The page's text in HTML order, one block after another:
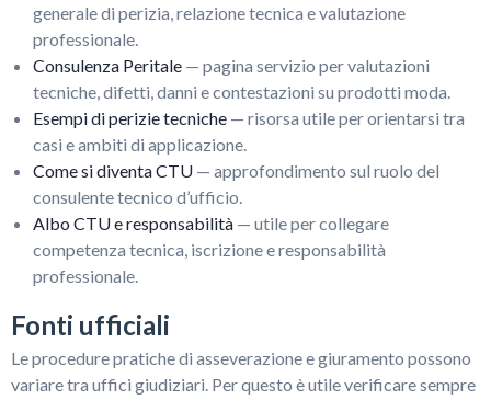
generale di perizia, relazione tecnica e valutazione
professionale.
Consulenza Peritale — pagina servizio per valutazioni
tecniche, difetti, danni e contestazioni su prodotti moda.
Esempi di perizie tecniche — risorsa utile per orientarsi tra
casi e ambiti di applicazione.
Come si diventa CTU — approfondimento sul ruolo del
consulente tecnico d’ufficio.
Albo CTU e responsabilità — utile per collegare
competenza tecnica, iscrizione e responsabilità
professionale.
Fonti ufficiali
Le procedure pratiche di asseverazione e giuramento possono
variare tra uffici giudiziari. Per questo è utile verificare sempre